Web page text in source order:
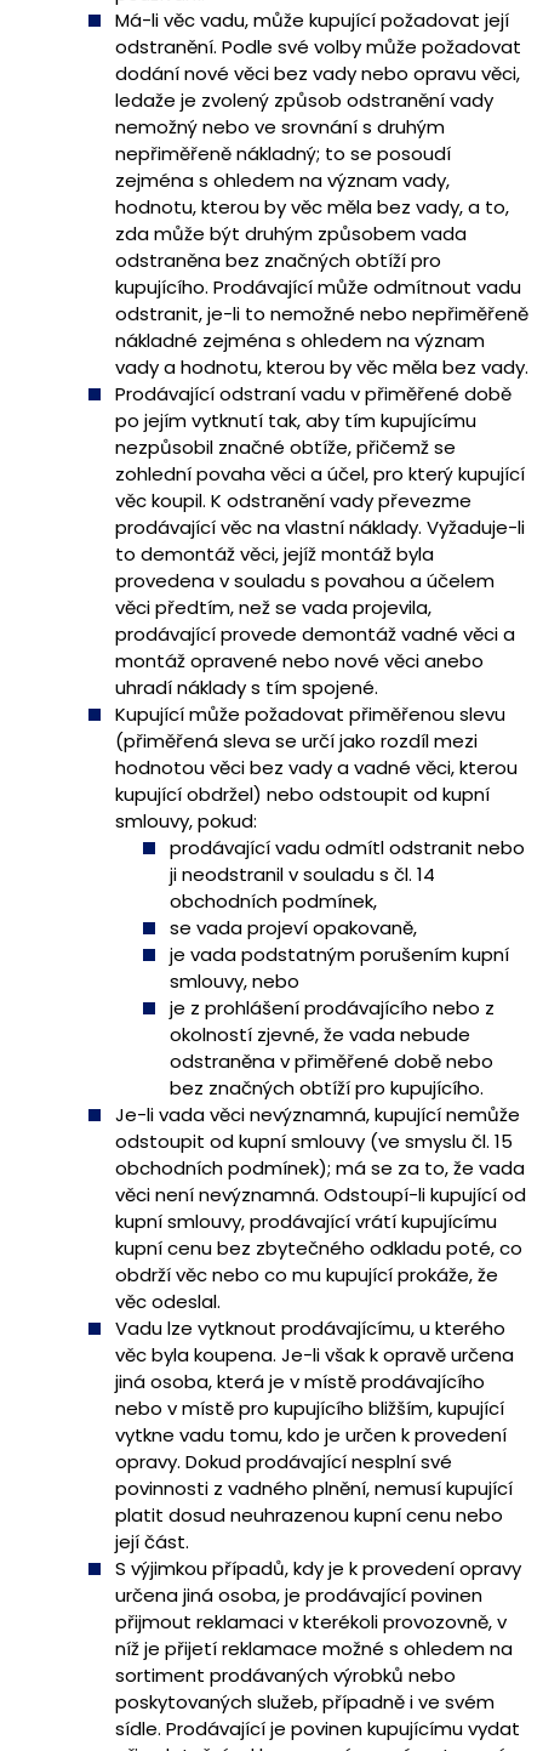
Má-li věc vadu, může kupující požadovat její
odstranění. Podle své volby může požadovat
dodání nové věci bez vady nebo opravu věci,
ledaže je zvolený způsob odstranění vady
nemožný nebo ve srovnání s druhým
nepřiměřeně nákladný; to se posoudí
zejména s ohledem na význam vady,
hodnotu, kterou by věc měla bez vady, a to,
zda může být druhým způsobem vada
odstraněna bez značných obtíží pro
kupujícího. Prodávající může odmítnout vadu
odstranit, je-li to nemožné nebo nepřiměřeně
nákladné zejména s ohledem na význam
vady a hodnotu, kterou by věc měla bez vady.
Prodávající odstraní vadu v přiměřené době
po jejím vytknutí tak, aby tím kupujícímu
nezpůsobil značné obtíže, přičemž se
zohlední povaha věci a účel, pro který kupující
věc koupil. K odstranění vady převezme
prodávající věc na vlastní náklady. Vyžaduje-li
to demontáž věci, jejíž montáž byla
provedena v souladu s povahou a účelem
věci předtím, než se vada projevila,
prodávající provede demontáž vadné věci a
montáž opravené nebo nové věci anebo
uhradí náklady s tím spojené.
Kupující může požadovat přiměřenou slevu
(přiměřená sleva se určí jako rozdíl mezi
hodnotou věci bez vady a vadné věci, kterou
kupující obdržel) nebo odstoupit od kupní
smlouvy, pokud:
prodávající vadu odmítl odstranit nebo
ji neodstranil v souladu s čl. 14
obchodních podmínek,
se vada projeví opakovaně,
je vada podstatným porušením kupní
smlouvy, nebo
je z prohlášení prodávajícího nebo z
okolností zjevné, že vada nebude
odstraněna v přiměřené době nebo
bez značných obtíží pro kupujícího.
Je-li vada věci nevýznamná, kupující nemůže
odstoupit od kupní smlouvy (ve smyslu čl. 15
obchodních podmínek); má se za to, že vada
věci není nevýznamná. Odstoupí-li kupující od
kupní smlouvy, prodávající vrátí kupujícímu
kupní cenu bez zbytečného odkladu poté, co
obdrží věc nebo co mu kupující prokáže, že
věc odeslal.
Vadu lze vytknout prodávajícímu, u kterého
věc byla koupena. Je-li však k opravě určena
jiná osoba, která je v místě prodávajícího
nebo v místě pro kupujícího bližším, kupující
vytkne vadu tomu, kdo je určen k provedení
opravy. Dokud prodávající nesplní své
povinnosti z vadného plnění, nemusí kupující
platit dosud neuhrazenou kupní cenu nebo
její část.
S výjimkou případů, kdy je k provedení opravy
určena jiná osoba, je prodávající povinen
přijmout reklamaci v kterékoli provozovně, v
níž je přijetí reklamace možné s ohledem na
sortiment prodávaných výrobků nebo
poskytovaných služeb, případně i ve svém
sídle. Prodávající je povinen kupujícímu vydat